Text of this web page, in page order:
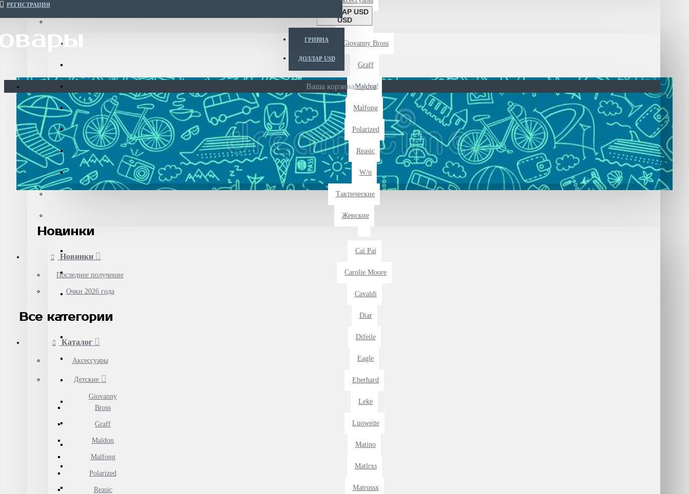
ДОЛЛАР USD
USD
ГРИВНА
ДОЛЛАР USD
Детские
Giovanny Bross
Graff
Maldon
Malfong
Polarized
Reasic
W/n
Тактические
Женские
Cai Pai
Carolie Moore
Cavaldi
Diar
Difeile
Eagle
Eberhard
Leke
Luoweite
Matino
Matlrxs
Matrussx
РЕГИСТРАЦИЯ
Ваша корзина пуста!
Новинки
Новинки
Последнее получение
Очки 2026 года
Все категории
Каталог
Аксессуары
Детские
Giovanny
Bross
Graff
Maldon
Malfong
Polarized
Reasic